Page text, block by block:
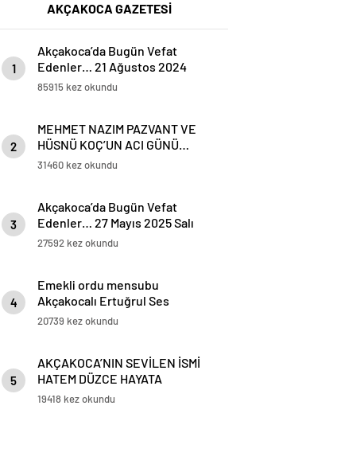
AKÇAKOCA GAZETESİ
1
Akçakoca’da Bugün Vefat
Edenler… 21 Ağustos 2024
Çarşamba
85915 kez okundu
2
MEHMET NAZIM PAZVANT VE
HÜSNÜ KOÇ’UN ACI GÜNÜ…
31460 kez okundu
3
Akçakoca’da Bugün Vefat
Edenler… 27 Mayıs 2025 Salı
27592 kez okundu
4
Emekli ordu mensubu
Akçakocalı Ertuğrul Ses
Koronavirüse yenik düştü
20739 kez okundu
5
AKÇAKOCA’NIN SEVİLEN İSMİ
HATEM DÜZCE HAYATA
GÖZLERİNİ YUMDU
19418 kez okundu